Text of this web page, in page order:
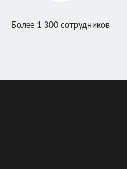
Более 1 300 сотрудников